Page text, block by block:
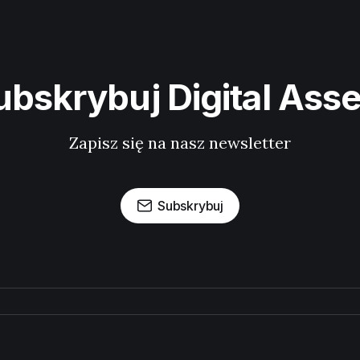
Digital
Zapisz się na nasz newsletter
Subskrybuj